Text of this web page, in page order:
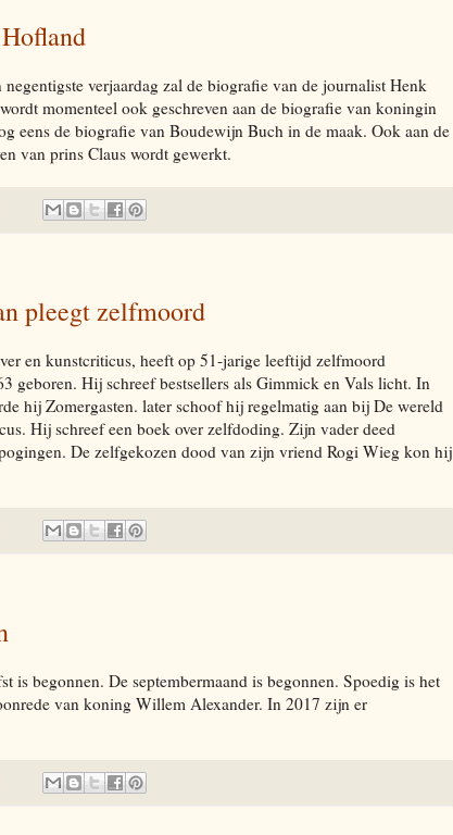
verjaardag zal de biografie van de journalist Henk
momenteel ook geschreven aan de biografie van koningin
eens de biografie van Boudewijn Buch in de maak. Ook aan de
van prins Claus wordt gewerkt.
pleegt zelfmoord
en kunstcriticus, heeft op 51-jarige leeftijd zelfmoord
geboren. Hij schreef bestsellers als Gimmick en Vals licht. In
hij Zomergasten. later schoof hij regelmatig aan bij De wereld
Hij schreef een boek over zelfdoding. Zijn vader deed
De zelfgekozen dood van zijn vriend Rogi Wieg kon hij
is begonnen. De septembermaand is begonnen. Spoedig is het
van koning Willem Alexander. In 2017 zijn er